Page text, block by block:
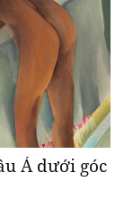
Á dưới góc